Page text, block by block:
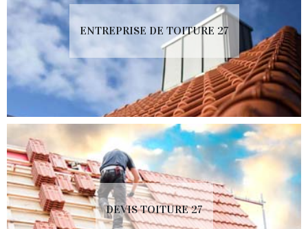
ENTREPRISE DE TOITURE 27
DEVIS TOITURE 27